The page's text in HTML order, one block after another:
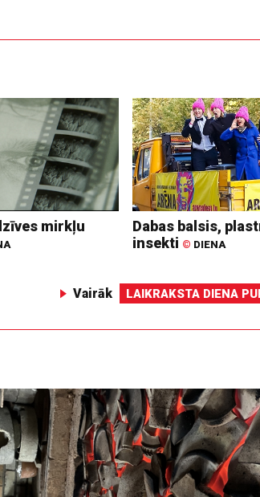
mirkļu
Dabas balsis,
insekti © DIENA
Vairāk LAIKRAKSTA DIENA